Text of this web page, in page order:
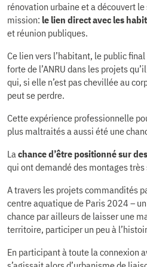
rénovation urbaine et a découvert
mission: le lien direct avec les
et réunion publiques.
Ce lien vers l’habitant, le public
forte de l’ANRU dans les projets
qui, si elle n’est pas chevillée au
peut se perdre.
Cette expérience professionnelle
plus maltraités a aussi été une
Lachance d’être positionné sur
qui ont demandé des montages
A travers les projets commandités
centre aquatique de Paris 2024 –
chance par ailleurs de laisser une
territoire, participer un peu à
En participant à toute la connexion